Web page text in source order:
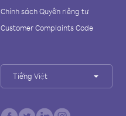
Chính sách Quyền riêng tư
Customer Complaints Code
Tiếng Việt